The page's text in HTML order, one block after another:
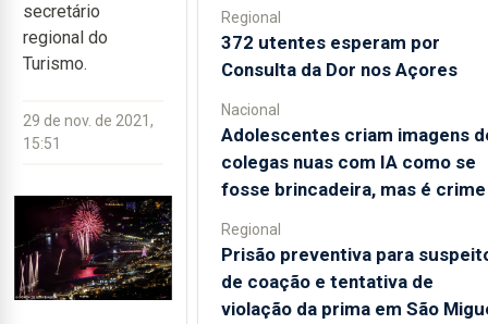
secretário
regional do
Turismo.
29 de nov. de 2021,
15:51
Regional
372 utentes esperam por
Consulta da Dor nos Açores
Nacional
Adolescentes criam imagens
colegas nuas com IA como se
fosse brincadeira, mas é crime
Regional
Prisão preventiva para
de coação e tentativa de
violação da prima em São